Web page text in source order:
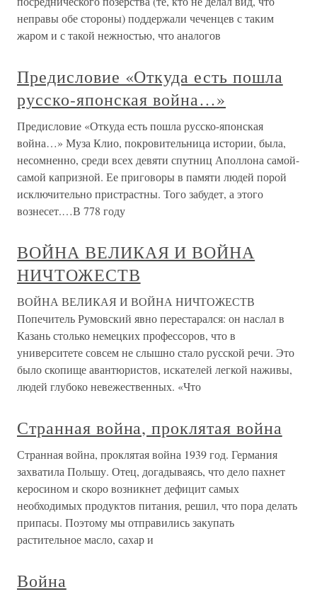
неправы обе стороны) поддержали чеченцев с таким
жаром и с такой нежностью, что аналогов
Предисловие «Откуда есть пошла
русско-японская война…»
Предисловие «Откуда есть пошла русско-японская
война…» Муза Клио, покровительница истории, была,
несомненно, среди всех девяти спутниц Аполлона самой-
самой капризной. Ее приговоры в памяти людей порой
исключительно пристрастны. Того забудет, а этого
вознесет.…В 778 году
ВОЙНА ВЕЛИКАЯ И ВОЙНА
НИЧТОЖЕСТВ
ВОЙНА ВЕЛИКАЯ И ВОЙНА НИЧТОЖЕСТВ
Попечитель Румовский явно перестарался: он наслал в
Казань столько немецких профессоров, что в
университете совсем не слышно стало русской речи. Это
было скопище авантюристов, искателей легкой наживы,
людей глубоко невежественных. «Что
Странная война, проклятая война
Странная война, проклятая война 1939 год. Германия
захватила Польшу. Отец, догадываясь, что дело пахнет
керосином и скоро возникнет дефицит самых
необходимых продуктов питания, решил, что пора делать
припасы. Поэтому мы отправились закупать
растительное масло, сахар и
Война